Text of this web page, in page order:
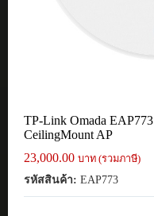
TP-Link Omada
CeilingMount AP
23,000.00 บาท (รวมภาษี)
รหัสสินค้า: EAP773